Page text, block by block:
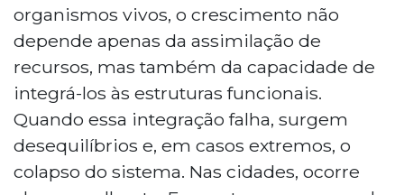
organismos vivos, o crescimento não
depende apenas da assimilação de
recursos, mas também da capacidade de
integrá-los às estruturas funcionais.
Quando essa integração falha, surgem
desequilíbrios e, em casos extremos, o
colapso do sistema. Nas cidades, ocorre